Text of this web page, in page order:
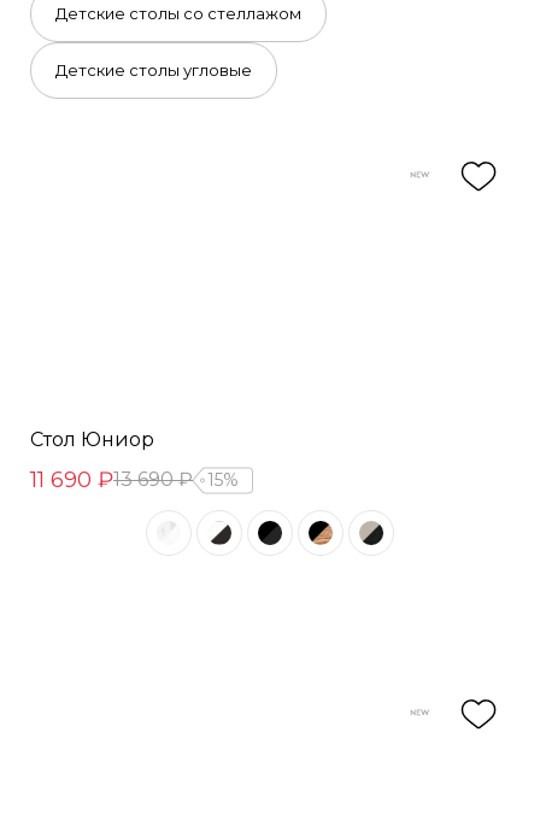
Детские столы со стеллажом
Детские столы угловые
Стол Юниор
11 690 ₽13 690 ₽ 15%